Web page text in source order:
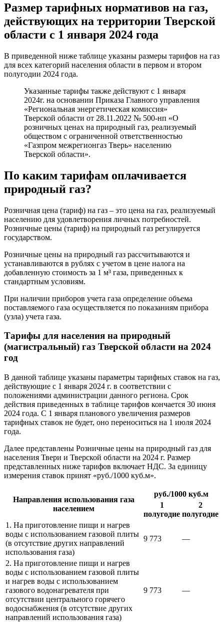
Размер тарифных нормативов на газ,
действующих на территории Тверской
области с 1 января 2024 года
В приведенной ниже таблице указаны размеры тарифов на газ
для всех категорий населения области в первом и втором
полугодии 2024 года.
Указанные тарифы также действуют с 1 января
2024г. на основании Приказа Главного управления
«Региональная энергетическая комиссия»
Тверской области от 28.11.2022 № 500-нп «О
розничных ценах на природный газ, реализуемый
обществом с ограниченной ответственностью
«Газпром межрегионгаз Тверь» населению
Тверской области».
По каким тарифам оплачивается
природный газ?
Розничная цена (тариф) на газ – это цена на газ, реализуемый
населению для удовлетворения личных потребностей.
Розничные цены (тариф) на природный газ регулируется
государством.
Розничные цены на природный газ рассчитываются и
устанавливаются в рублях с учетом в цене налога на
добавленную стоимость за 1 м³ газа, приведенных к
стандартным условиям.
При наличии приборов учета газа определение объема
поставляемого газа осуществляется по показаниям прибора
(узла) учета газа.
Тарифы для населения на природный
(магистральный) газ Тверской области на 2024
год
В данной таблице указаны параметры тарифных ставок на газ,
действующие с 1 января 2024 г. в соответствии с
положениями администрации данного региона. Срок
действия приведенных в таблице тарифов кончается 30 июня
2024 года. С 1 января планового увеличения размеров
тарифных ставок не будет, оно переноситься на 1 июля 2024
года.
Далее представлены Розничные цены на природный газ для
населения Твери и Тверской области на 2024 г. Размер
представленных ниже тарифов включает НДС. За единицу
измерения ставок принят «руб./1000 куб.м».
Направления использования газа
населением
руб./1000 куб.м
1
полугодие
2
полугодие
1. На приготовление пищи и нагрев
воды с использованием газовой плиты
(в отсутствие других направлений
использования газа)
9 773 —
2. На приготовление пищи и нагрев
воды с использованием газовой плиты
и нагрев воды с использованием
газового водонагревателя при
отсутствии центрального горячего
водоснабжения (в отсутствие других
направлений использования газа)
9 773 —